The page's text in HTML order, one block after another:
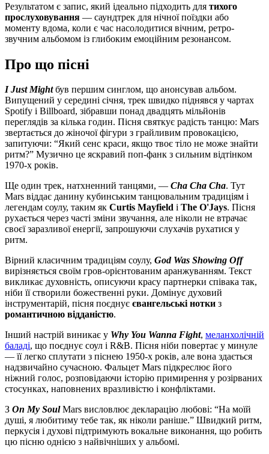
Результатом є запис, який ідеально підходить для тихого
прослуховування — саундтрек для нічної поїздки або
моменту вдома, коли є час насолодитися вічним, ретро-
звучним альбомом із глибоким емоційним резонансом.
Про що пісні
I Just Mightбув першим синглом, що анонсував альбом.
Випущений у середині січня, трек швидко піднявся у чартах
Spotify і Billboard, зібравши понад двадцять мільйонів
переглядів за кілька годин. Пісня святкує радість танцю: Mars
звертається до жіночої фігури з грайливим провокацією,
запитуючи: “Який сенс краси, якщо твоє тіло не може знайти
ритм?” Музично це яскравий поп-фанк з сильним відтінком
1970-х років.
Ще один трек, натхненний танцями, — Cha Cha Cha. Тут
Mars віддає данину кубинським танцювальним традиціям і
легендам соулу, таким як Curtis Mayfield і The O'Jays. Пісня
рухається через часті зміни звучання, але ніколи не втрачає
своєї заразливої енергії, запрошуючи слухачів рухатися у
ритм.
Вірний класичним традиціям соулу, God Was Showing Off
вирізняється своїм гров-орієнтованим аранжуванням. Текст
викликає духовність, описуючи красу партнерки співакa так,
ніби її створили божественні руки. Домінує духовий
інструментарій, пісня поєднує євангельські нотки з
романтичною відданістю.
Інший настрій виникає у Why You Wanna Fight, меланхолічній
баладі, що поєднує соул і R&B. Пісня ніби повертає у минуле
— її легко сплутати з піснею 1950-х років, але вона здається
надзвичайно сучасною. Фальцет Mars підкреслює його
ніжний голос, розповідаючи історію примирення у розірваних
стосунках, наповнених вразливістю і конфліктами.
З On My SoulMars висловлює декларацію любові: “На моїй
душі, я любитиму тебе так, як ніколи раніше.” Швидкий ритм,
перкусія і духові підтримують вокальне виконання, що робить
цю пісню однією з найвічніших у альбомі.